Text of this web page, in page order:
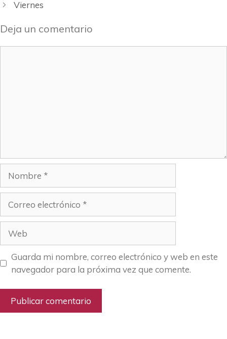
Viernes
Deja un comentario
electrónico
Guarda mi nombre, correo electrónico y web en este
navegador para la próxima vez que comente.